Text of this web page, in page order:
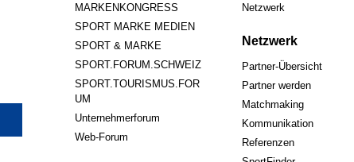
MARKENKONGRESS
SPORT MARKE MEDIEN
SPORT & MARKE
SPORT.FORUM.SCHWEIZ
SPORT.TOURISMUS.FOR
UM
Unternehmerforum
Web-Forum
Netzwerk
Netzwerk
Partner-Übersicht
Partner werden
Matchmaking
Kommunikation
Referenzen